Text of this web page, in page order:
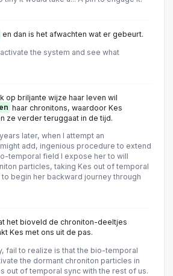
en dan is het afwachten wat er gebeurt.
the system and see what
op briljante wijze haar leven wil
haar chronitons, waardoor Kes
ze verder teruggaat in de tijd.
later, when I attempt an
add, ingenious procedure to extend
temporaI field I expose her to will
particles, taking Kes out of temporal
to begin her backward journey through
het bioveld de chroniton-deeltjes
Kes met ons uit de pas.
faiI to realize is that the bio-temporaI
the dormant chroniton particles in
out of temporal sync with the rest of us.